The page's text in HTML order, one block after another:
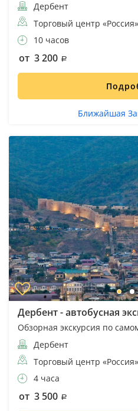
Дербент
Торговый центр «Россия»
10 часов
от 3 200
Ближайшая
Дербент - автобусная
Обзорная экскурсия по
Дербент
Торговый центр «Россия»
4 часа
от 3 500